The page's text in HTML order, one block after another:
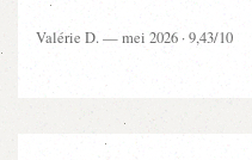
Valérie D. — mei 2026 · 9,43/10